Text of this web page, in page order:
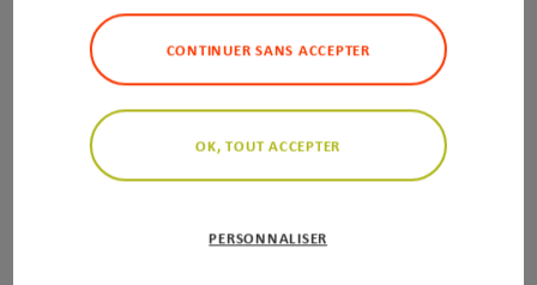
À propos
Produits
Applications
OK, TOUT ACCEPTER
CONTINUER SANS ACCEPTER
PERSONNALISER